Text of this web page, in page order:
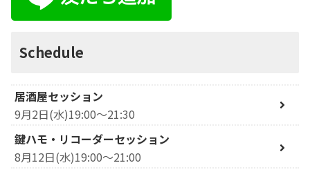
Schedule
居酒屋セッション
9月2日(水)19:00～21:30
鍵ハモ・リコーダーセッション
8月12日(水)19:00～21:00